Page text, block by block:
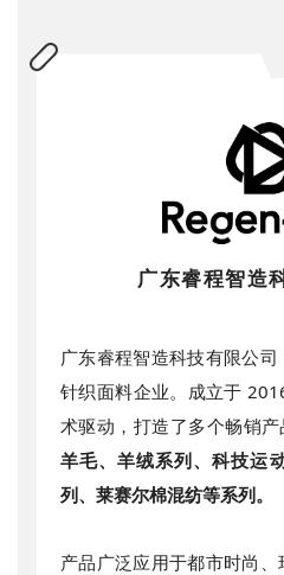
广东睿程智造
广东睿程智造科技有限公
针织面料企业。成立于
术驱动，打造了多个畅销
羊毛、羊绒系列、科技运
列、莱赛尔棉混纺等系列。
产品广泛应用于都市时尚、